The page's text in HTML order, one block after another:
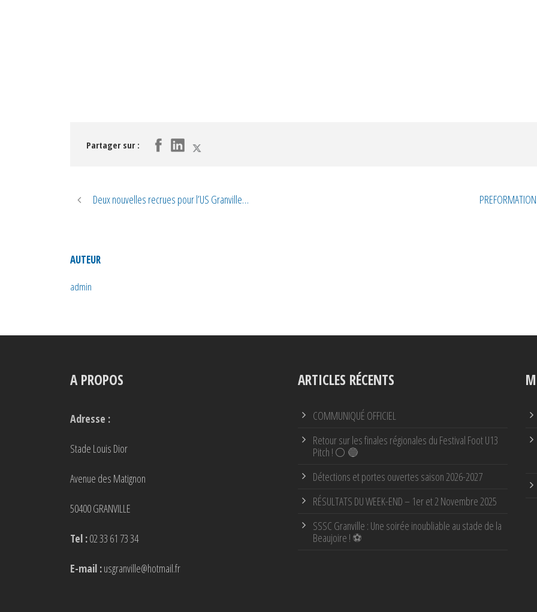
Partager sur :
Deux nouvelles recrues pour l’US Granville…
AUTEUR
admin
A PROPOS
Adresse :
Stade Louis Dior
Avenue des Matignon
50400 GRANVILLE
Tel :02 33 61 73 34
E-mail :usgranville@hotmail.fr
ARTICLES RÉCENTS
COMMUNIQUÉ OFFICIEL
Retour sur les finales régionales du Festival Foot U13
Pitch ! ⚪ 🔵
Détections et portes ouvertes saison 2026-2027
RÉSULTATS DU WEEK-END – 1er et 2 Novembre 2025
SSSC Granville : Une soirée inoubliable au stade de la
Beaujoire ! ⚽